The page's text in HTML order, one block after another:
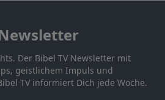
Der Bibel TV Newsletter mit
geistlichem Impuls und
TV informiert Dich jede Woche.